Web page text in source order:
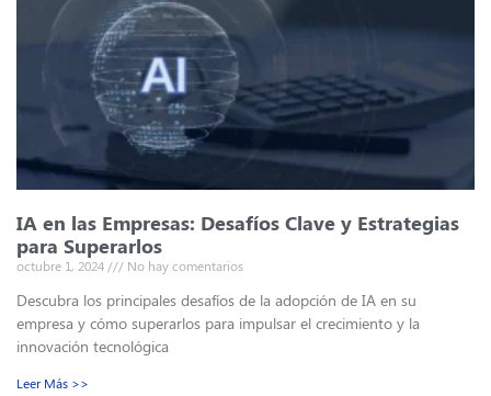
IA en las Empresas: Desafíos Clave y Estrategias
para Superarlos
octubre 1, 2024 No hay comentarios
Descubra los principales desafíos de la adopción de IA en su
empresa y cómo superarlos para impulsar el crecimiento y la
innovación tecnológica
Leer Más >>